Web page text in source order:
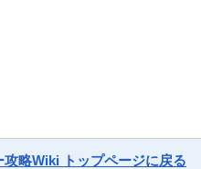
略Wiki トップページに戻る